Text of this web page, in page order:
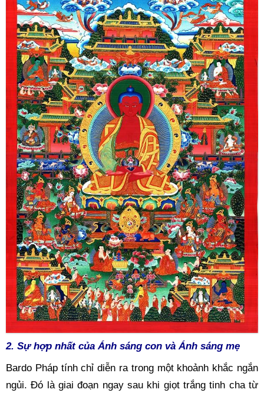
2. Sự hợp nhất của Ánh sáng con và Ánh sáng mẹ
Bardo Pháp tính chỉ diễn ra trong một khoảnh khắc ngắn
ngủi. Đó là giai đoạn ngay sau khi giọt trắng tinh cha từ